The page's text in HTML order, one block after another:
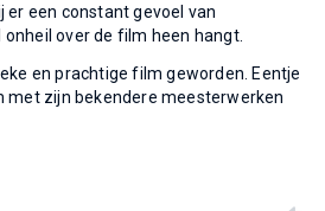
een constant gevoel van
over de film heen hangt.
en prachtige film geworden. Eentje
met zijn bekendere meesterwerken